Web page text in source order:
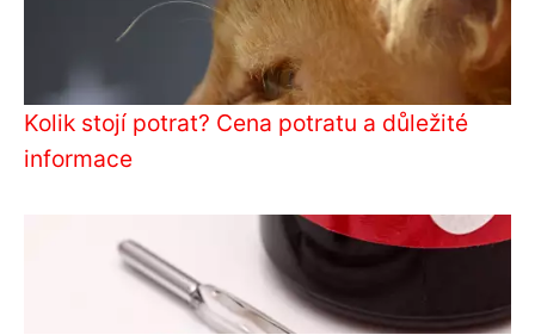
Kolik stojí potrat? Cena potratu a důležité
informace